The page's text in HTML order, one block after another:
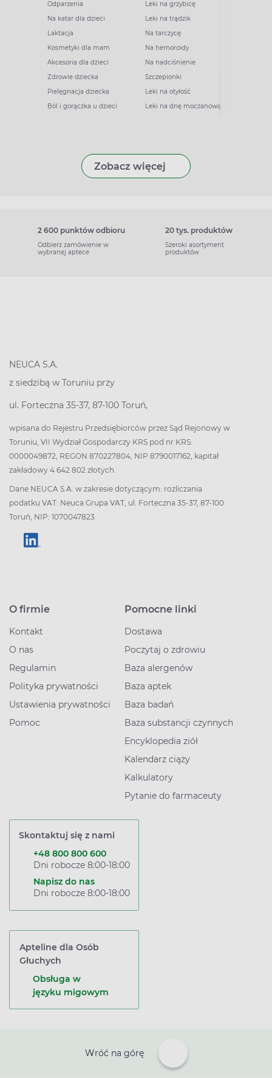
Odparzenia
Na katar dla dzieci
Laktacja
Kosmetyki dla mam
Akcesoria dla dzieci
Zdrowie dziecka
Pielęgnacja dziecka
Ból i gorączka u dzieci
Leki na grzybicę
Leki na trądzik
Na tarczycę
Na hemoroidy
Na nadciśnienie
Szczepionki
Leki na otyłość
Leki na dnę moczanową
Zobacz więcej
2 600 punktów odbioru
Odbierz zamówienie w
wybranej aptece
20 tys. produktów
Szeroki asortyment
produktów
NEUCA S.A.
z siedzibą w Toruniu przy
ul. Forteczna 35-37, 87-100 Toruń,
wpisana do Rejestru Przedsiębiorców przez Sąd Rejonowy w
Toruniu, VII Wydział Gospodarczy KRS pod nr KRS:
0000049872, REGON 870227804, NIP 8790017162, kapitał
zakładowy 4 642 802 złotych.
Dane NEUCA S.A. w zakresie dotyczącym: rozliczania
podatku VAT: Neuca Grupa VAT, ul. Forteczna 35-37, 87-100
Toruń, NIP: 1070047823
O firmie
Kontakt
O nas
Regulamin
Polityka prywatności
Ustawienia prywatności
Pomoc
Pomocne linki
Dostawa
Poczytaj o zdrowiu
Baza alergenów
Baza aptek
Baza badań
Baza substancji czynnych
Encyklopedia ziół
Kalendarz ciąży
Kalkulatory
Pytanie do farmaceuty
Skontaktuj się z nami
+48 800 800 600
Dni robocze 8:00-18:00
Napisz do nas
Dni robocze 8:00-18:00
Apteline dla Osób
Głuchych
Obsługa w
języku migowym
Wróć na górę